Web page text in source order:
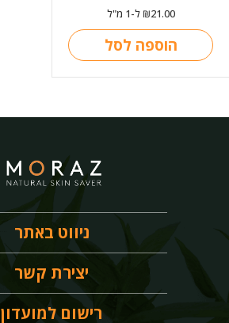
₪21.00 ל-1 מ"ל
הוספה לסל
ניווט באתר
יצירת קשר
רישום למועדון